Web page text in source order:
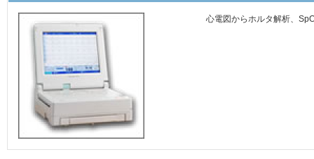
心電図からホルタ解析、